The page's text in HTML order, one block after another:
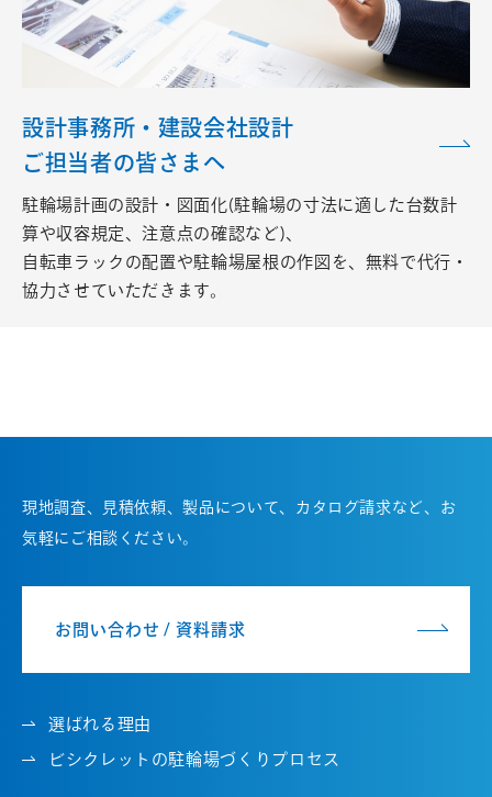
設計事務所・建設会社設計
ご担当者の皆さまへ
駐輪場計画の設計・図面化(駐輪場の寸法に適した台数計
算や収容規定、注意点の確認など)、
自転車ラックの配置や駐輪場屋根の作図を、無料で代行・
協力させていただきます。
現地調査、見積依頼、製品について、カタログ請求など、お
気軽にご相談ください。
お問い合わせ / 資料請求
選ばれる理由
ビシクレットの駐輪場づくりプロセス